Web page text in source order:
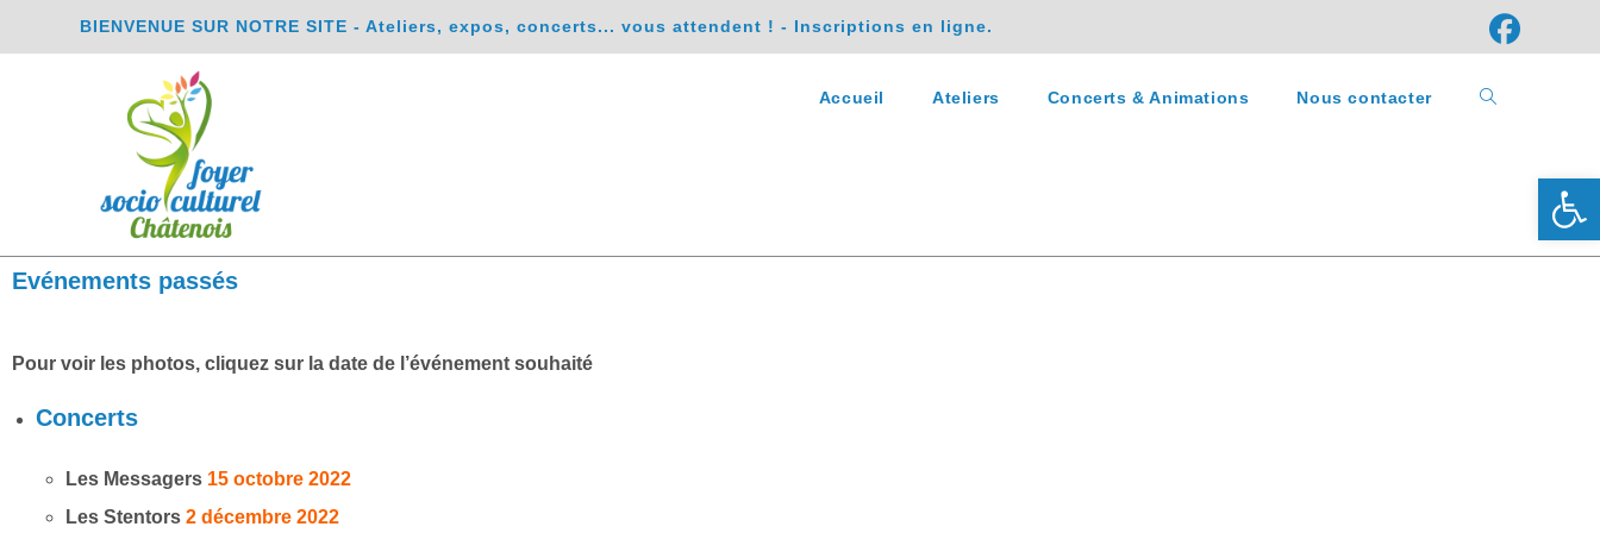
BIENVENUE SUR NOTRE SITE - Ateliers, expos, concerts... vous attendent ! - Inscriptions en ligne.
Accueil Ateliers Concerts & Animations Nous contacter
Evénements passés
Pour voir les photos, cliquez sur la date de l’événement souhaité
Concerts
Les Messagers 15 octobre 2022
Les Stentors 2 décembre 2022